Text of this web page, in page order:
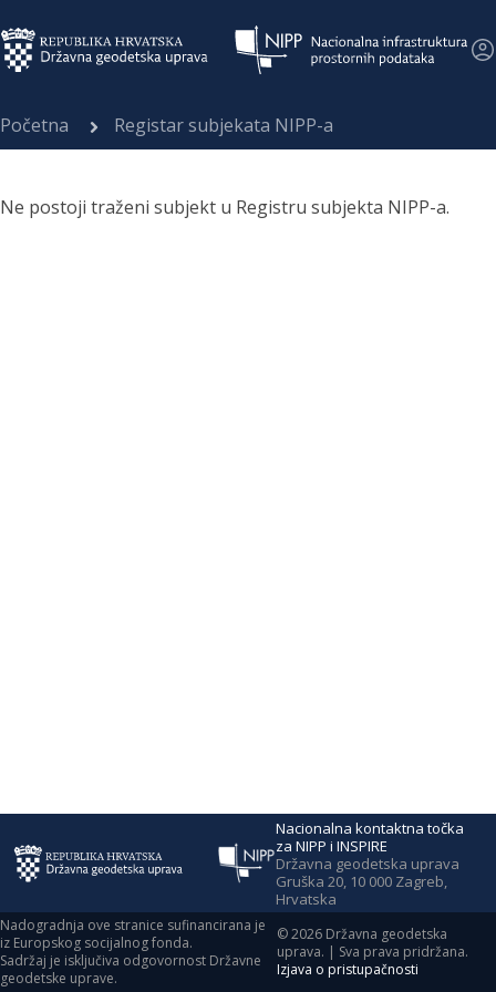
Početna Registar subjekata NIPP-a
Ne postoji traženi subjekt u Registru subjekta NIPP-a.
Nacionalna kontaktna točka
za NIPP i INSPIRE
Državna geodetska uprava
Gruška 20, 10 000 Zagreb,
Hrvatska
Nadogradnja ove stranice sufinancirana je
iz Europskog socijalnog fonda.
Sadržaj je isključiva odgovornost Državne
geodetske uprave.
©2026 Državna geodetska
uprava. | Sva prava pridržana.
Izjava o pristupačnosti